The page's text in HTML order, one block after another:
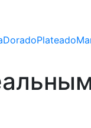
DoradoPlateado